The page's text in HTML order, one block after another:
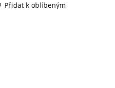
Přidat k oblíbeným